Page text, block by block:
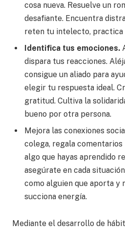
cosa nueva. Resuelve un
desafiante. Encuentra
reten tu intelecto, practica
Identifica tus emociones.
dispara tus reacciones.
consigue un aliado para
elegir tu respuesta ideal.
gratitud. Cultiva la
bueno por otra persona.
Mejora las conexiones
colega, regala
algo que hayas aprendido
asegúrate en cada
como alguien que aporta y
succiona energía.
Mediante el desarrollo de